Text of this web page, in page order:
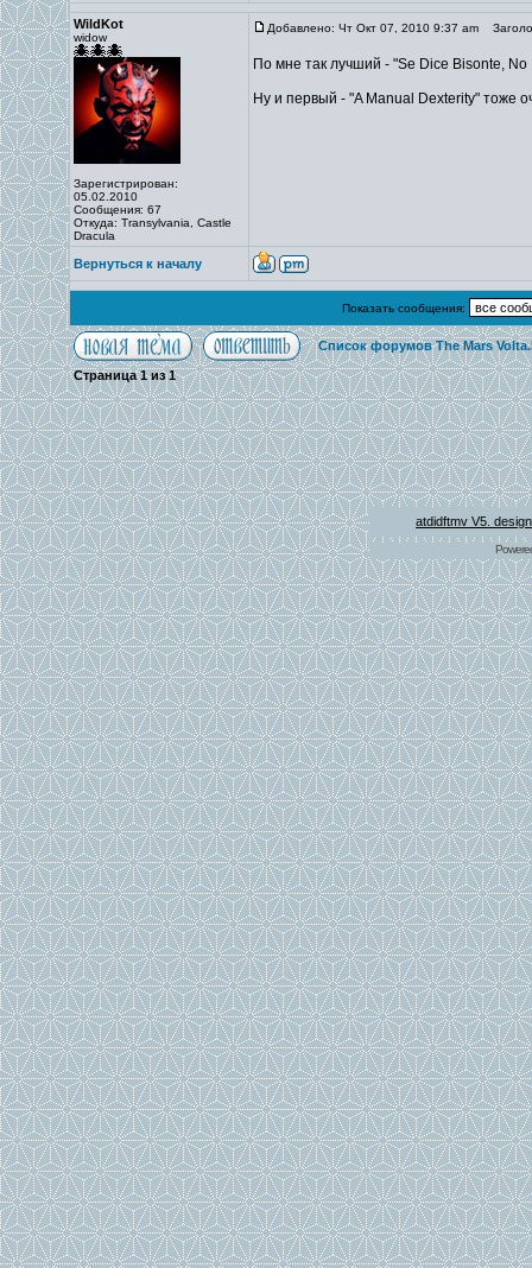
WildKot
widow
Зарегистрирован:
05.02.2010
Сообщения: 67
Откуда: Transylvania, Castle
Dracula
Добавлено: Чт Окт 07, 2010 9:37 am
По мне так лучший - "Se Dice Bisonte, No
Ну и первый - "A Manual Dexterity" тоже
Вернуться к началу
Показать сообщения:
Список форумов The Mars
Страница1из1
atdidftmv V5.